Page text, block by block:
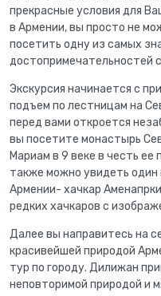
прекрасные условия для
в Армении, вы просто не
посетить одну из самых
достопримечательностей
Экскурсия начинается с
подъем по лестницам на
перед вами откроется
вы посетите монастырь
Мариам в 9 веке в честь ее
также можно увидеть один
Армении- хачкар
редких хачкаров с
Далее вы направитесь на
красивейшей природой
тур по городу. Дилижан
неповторимой природой и